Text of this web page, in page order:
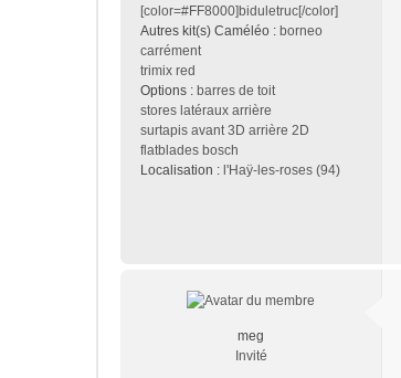
[color=#FF8000]biduletruc[/color]
Autres kit(s) Caméléo : borneo
carrément
trimix red
Options : barres de toit
stores latéraux arrière
surtapis avant 3D arrière 2D
flatblades bosch
Localisation : l'Haÿ-les-roses (94)
meg
Invité